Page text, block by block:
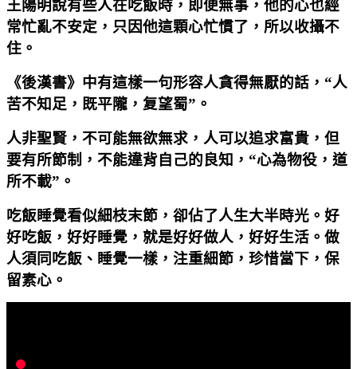
王陽明說有些人在吃飯時，即便無事，他的心也經
常忙亂不安定，只因他這顆心忙慣了，所以收攝不
住。
《後漢書》中有這樣一句形容人貪得無厭的話，“人
苦不知足，既平隴，复望蜀”。
人非聖賢，不可能無欲無求，人可以追求富貴，但
要有所節制，不能違背自己的良知，“心為物役，道
所不載”。
吃飯睡覺看似細枝末節，卻佔了人生大半時光。好
好吃飯，好好睡覺，就是好好做人，好好生活。做
人須同吃飯、睡覺一樣，注重細節，珍惜當下，保
留素心。